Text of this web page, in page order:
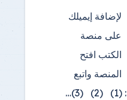
لإضافة إيميلك
على منصة
الكتب افتح
المنصة واتبع